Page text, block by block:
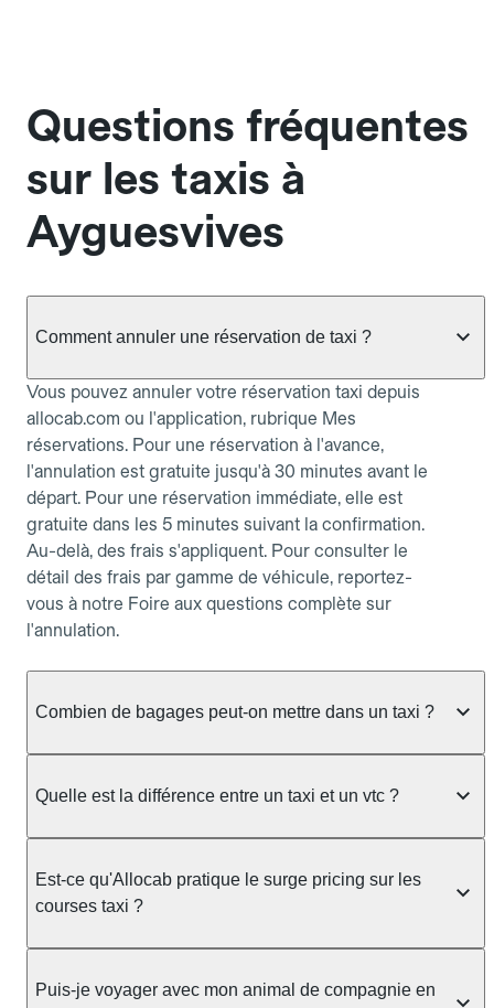
Questions fréquentes
sur les taxis à
Ayguesvives
Comment annuler une réservation de taxi ?
Vous pouvez annuler votre réservation taxi depuis
allocab.com ou l'application, rubrique Mes
réservations. Pour une réservation à l'avance,
l'annulation est gratuite jusqu'à 30 minutes avant le
départ. Pour une réservation immédiate, elle est
gratuite dans les 5 minutes suivant la confirmation.
Au-delà, des frais s'appliquent. Pour consulter le
détail des frais par gamme de véhicule, reportez-
vous à notre Foire aux questions complète sur
l'annulation.
Combien de bagages peut-on mettre dans un taxi ?
taxi berline accueille en général jusqu'à 3 bagages
ou nombreux, précisez-le dans le champ "Message
au chauffeur" lors de la réservation. Le prix n'est
pas impacté par le nombre de bagages.
Quelle est la différence entre un taxi et un vtc ?
prendre en charge directement dans la rue, à une
station ou sur réservation, avec un tarif au
réservation et propose un prix fixe annoncé à
l'avance. Chez Allocab, réservez facilement votre
Est-ce qu'Allocab pratique le surge pricing sur les
courses taxi ?
réglementation préfectorale et suit un barème
Puis-je voyager avec mon animal de compagnie en